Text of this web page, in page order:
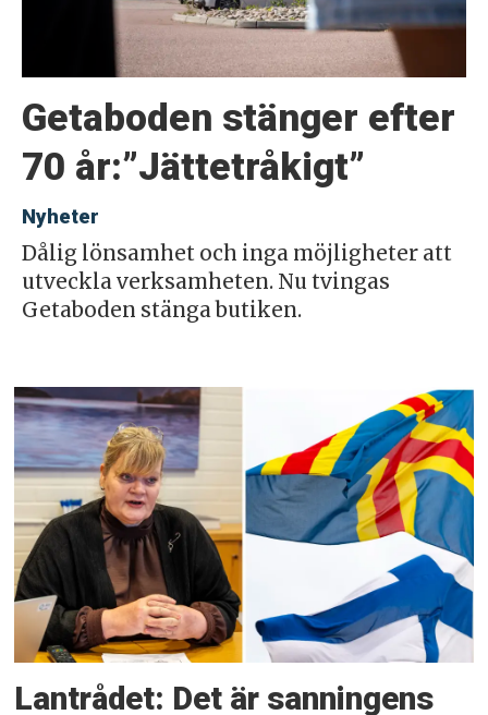
Getaboden stänger efter
70 år:”Jättetråkigt”
Nyheter
Dålig lönsamhet och inga möjligheter att
utveckla verksamheten. Nu tvingas
Getaboden stänga butiken.
Lantrådet: Det är sanningens